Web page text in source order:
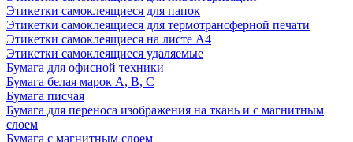
Этикетки самоклеящиеся для папок
Этикетки самоклеящиеся для термотрансферной печати
Этикетки самоклеящиеся на листе А4
Этикетки самоклеящиеся удаляемые
Бумага для офисной техники
Бумага белая марок А, В, С
Бумага писчая
Бумага для переноса изображения на ткань и с магнитным
слоем
Бумага с магнитным слоем